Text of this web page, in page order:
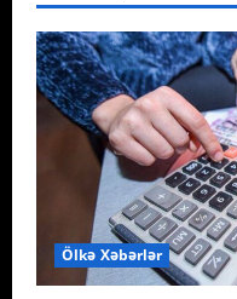
Ölkə Xəbərlər